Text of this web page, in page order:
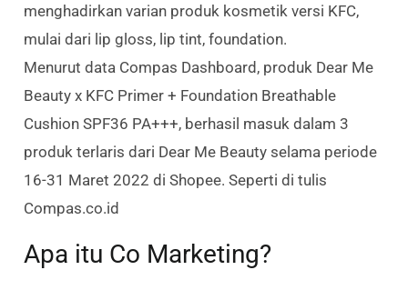
menghadirkan varian produk kosmetik versi KFC,
mulai dari lip gloss, lip tint, foundation.
Menurut data Compas Dashboard, produk Dear Me
Beauty x KFC Primer + Foundation Breathable
Cushion SPF36 PA+++, berhasil masuk dalam 3
produk terlaris dari Dear Me Beauty selama periode
16-31 Maret 2022 di Shopee. Seperti di tulis
Compas.co.id
Apa itu Co Marketing?